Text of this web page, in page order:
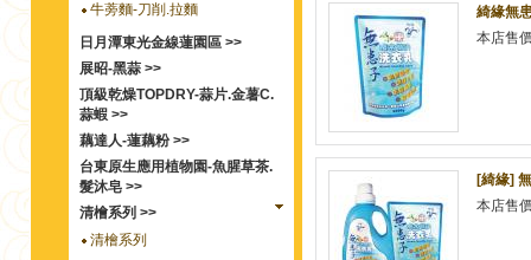
牛蒡麵-刀削.拉麵
日月潭東光金線蓮園區 >>
展昭-黑蒜 >>
頂級乾燥TOPDRY-蒜片.金薯C.
蒜蝦 >>
藕達人-蓮藕粉 >>
台東原生應用植物園-魚腥草茶.
髮沐皂 >>
清檜系列 >>
清檜系列
綺緣無
本店售
[綺緣]
本店售